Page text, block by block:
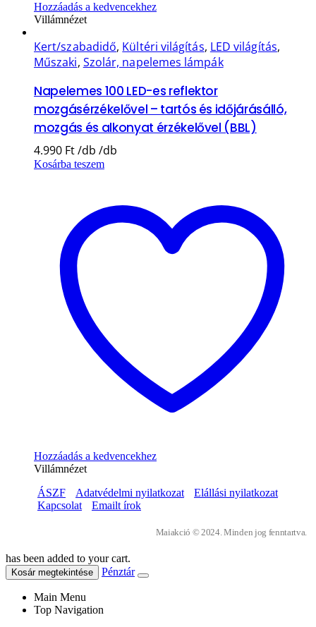
Hozzáadás a kedvencekhez
Villámnézet
Kert/szabadidő, Kültéri világítás, LED világítás,
Műszaki, Szolár, napelemes lámpák
Napelemes 100 LED-es reflektor
mozgásérzékelővel – tartós és időjárásálló,
mozgás és alkonyat érzékelővel (BBL)
4.990 Ft
Kosárba teszem
Hozzáadás a kedvencekhez
Villámnézet
ÁSZF
Adatvédelmi nyilatkozat
Elállási nyilatkozat
Kapcsolat
Emailt írok
Maiakció © 2024. Minden jog fenntartva.
has been added to your cart.
Kosár megtekintése Pénztár
Main Menu
Top Navigation